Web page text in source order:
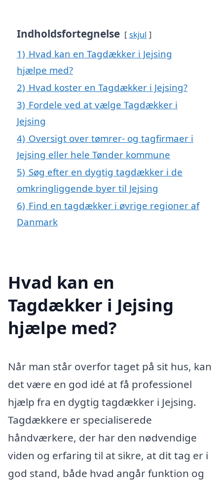
Indholdsfortegnelse skjul
1) Hvad kan en Tagdækker i Jejsing
hjælpe med?
2) Hvad koster en Tagdækker i Jejsing?
3) Fordele ved at vælge Tagdækker i
Jejsing
4) Oversigt over tømrer- og tagfirmaer i
Jejsing eller hele Tønder kommune
5) Søg efter en dygtig tagdækker i de
omkringliggende byer til Jejsing
6) Find en tagdækker i øvrige regioner af
Danmark
Hvad kan en
Tagdækker i Jejsing
hjælpe med?
Når man står overfor taget på sit hus, kan
det være en god idé at få professionel
hjælp fra en dygtig tagdækker i Jejsing.
Tagdækkere er specialiserede
håndværkere, der har den nødvendige
viden og erfaring til at sikre, at dit tag er i
god stand, både hvad angår funktion og